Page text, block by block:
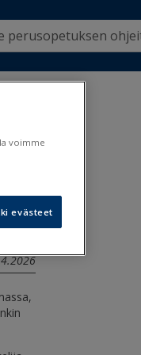
voimme
evästeet